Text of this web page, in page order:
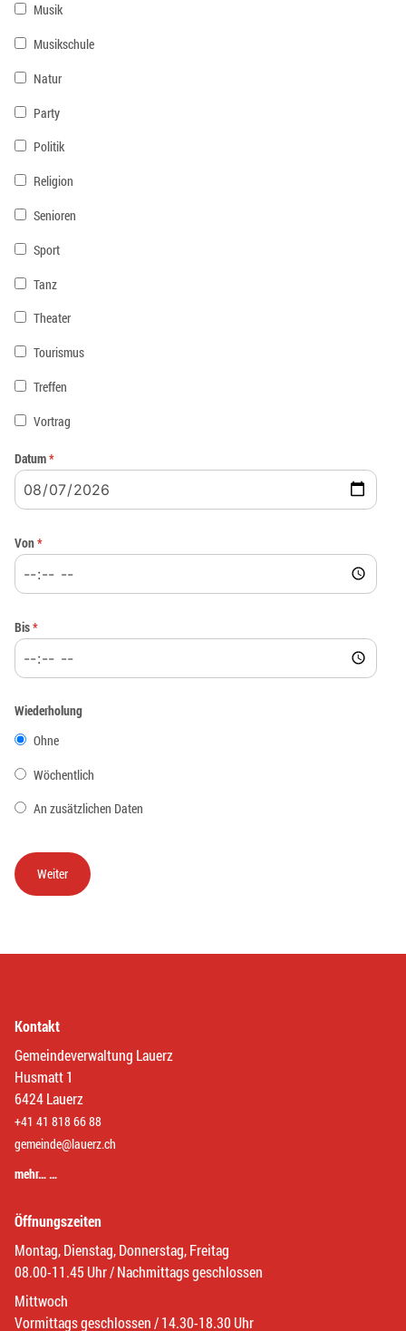
Musik
Musikschule
Natur
Party
Politik
Religion
Senioren
Sport
Tanz
Theater
Tourismus
Treffen
Vortrag
Datum*
Von*
Bis*
Wiederholung
Ohne
Wöchentlich
An zusätzlichen Daten
Kontakt
Gemeindeverwaltung Lauerz
Husmatt 1
6424 Lauerz
+41 41 818 66 88
gemeinde@lauerz.ch
mehr… …
Öffnungszeiten
Montag, Dienstag, Donnerstag, Freitag
08.00-11.45 Uhr / Nachmittags geschlossen
Mittwoch
Vormittags geschlossen / 14.30-18.30 Uhr